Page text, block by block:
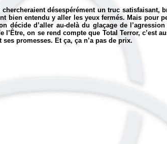
chercheraient désespérément un truc satisfaisant,
bien entendu y aller les yeux fermés. Mais pour
décide d’aller au-delà du glaçage de
l’Être, on se rend compte que Total Terror, c’est
promesses. Et ça, ça n’a pas de prix.